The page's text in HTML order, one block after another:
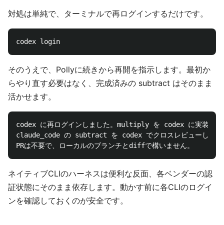
対処は単純で、ターミナルで再ログインするだけです。
そのうえで、Pollyに続きから再開を指示します。最初か
らやり直す必要はなく、完成済みの subtract はそのまま
活かせます。
codex に再ログインしました。multiply を codex に実装し直
claude_code の subtract を codex でクロスレビューしてく
ネイティブCLIのハーネスは便利な反面、各ベンダーの認
証状態にそのまま依存します。動かす前に各CLIのログイ
ンを確認しておくのが安全です。